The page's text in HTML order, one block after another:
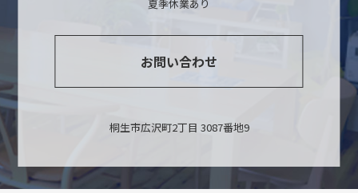
夏季休業あり
お問い合わせ
桐生市広沢町2丁目 3087番地9